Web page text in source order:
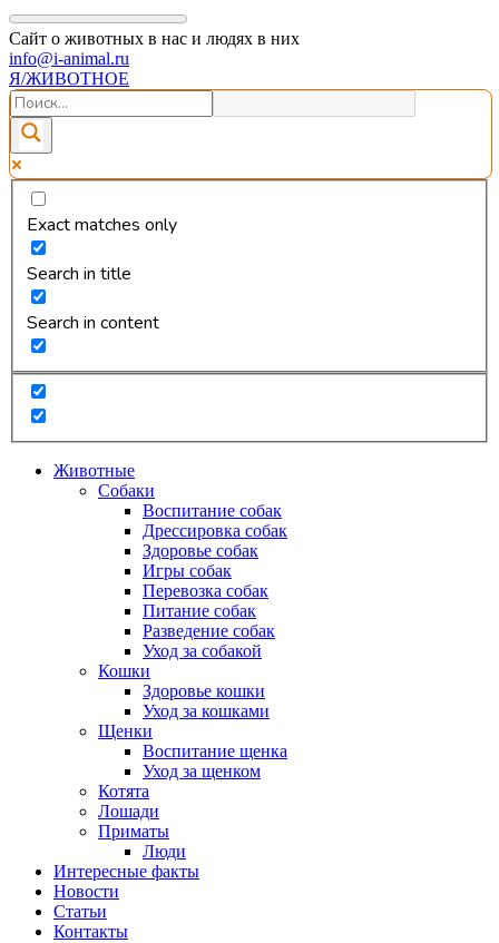
Сайт о животных в нас и людях в них
info@i-animal.ru
Я/ЖИВОТНОЕ
Exact matches only
Search in title
Search in content
Животные
Собаки
Воспитание собак
Дрессировка собак
Здоровье собак
Игры собак
Перевозка собак
Питание собак
Разведение собак
Уход за собакой
Кошки
Здоровье кошки
Уход за кошками
Щенки
Воспитание щенка
Уход за щенком
Котята
Лошади
Приматы
Люди
Интересные факты
Новости
Статьи
Контакты